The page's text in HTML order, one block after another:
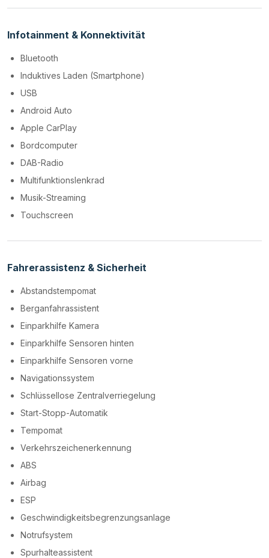
Infotainment & Konnektivität
Bluetooth
Induktives Laden (Smartphone)
USB
Android Auto
Apple CarPlay
Bordcomputer
DAB-Radio
Multifunktionslenkrad
Musik-Streaming
Touchscreen
Fahrerassistenz & Sicherheit
Abstandstempomat
Berganfahrassistent
Einparkhilfe Kamera
Einparkhilfe Sensoren hinten
Einparkhilfe Sensoren vorne
Navigationssystem
Schlüssellose Zentralverriegelung
Start-Stopp-Automatik
Tempomat
Verkehrszeichenerkennung
ABS
Airbag
ESP
Geschwindigkeitsbegrenzungsanlage
Notrufsystem
Spurhalteassistent